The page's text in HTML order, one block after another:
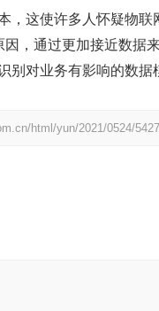
，这使许多人怀疑物联
，通过更加接近数据
别对业务有影响的数据
html/yun/2021/0524/